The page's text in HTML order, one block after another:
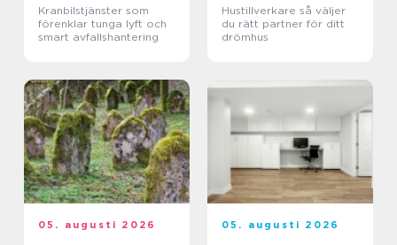
Kranbilstjänster som
förenklar tunga lyft och
smart avfallshantering
Hustillverkare så väljer
du rätt partner för ditt
drömhus
05. augusti 2026 05. augusti 2026